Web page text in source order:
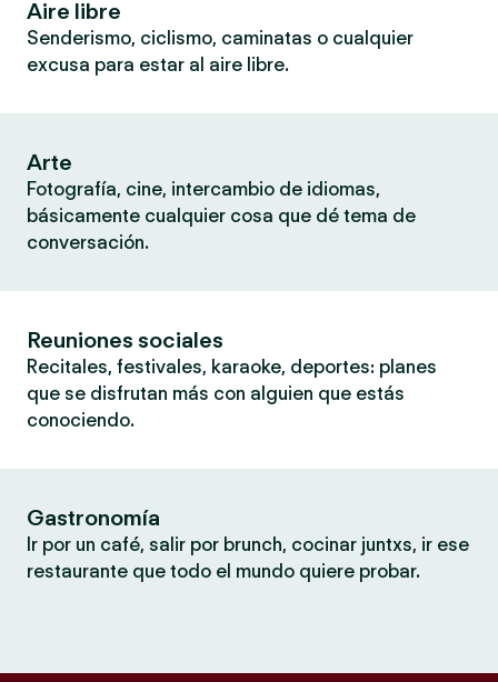
Aire libre
Senderismo, ciclismo, caminatas o cualquier
excusa para estar al aire libre.
Arte
Fotografía, cine, intercambio de idiomas,
básicamente cualquier cosa que dé tema de
conversación.
Reuniones sociales
Recitales, festivales, karaoke, deportes: planes
que se disfrutan más con alguien que estás
conociendo.
Gastronomía
Ir por un café, salir por brunch, cocinar juntxs, ir ese
restaurante que todo el mundo quiere probar.